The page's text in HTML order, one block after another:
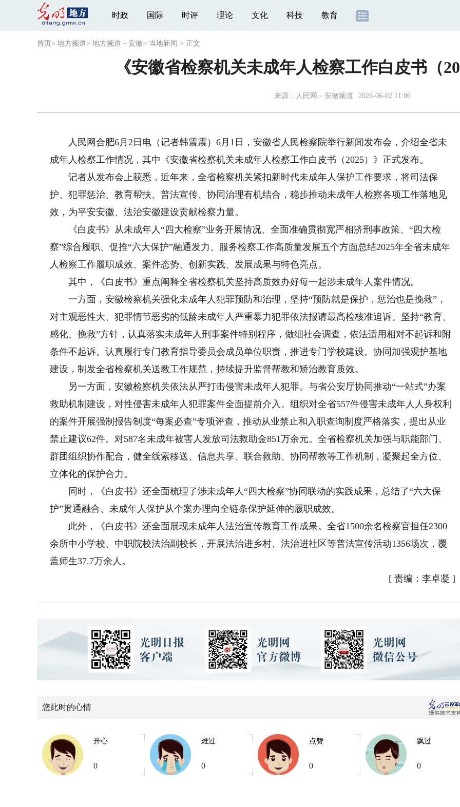
时政 国际 时评 理论 文化 科技 教育
首页 > 地方频道> 地方频道－安徽> 当地新闻 > 正文
《安徽省检察机关未成年人检察工作白皮书（
来源： 人民网－安徽频道 2026-06-02 11:06
人民网合肥6月2日电（记者韩震震）6月1日，安徽省人民检察院举行新闻发布会，介绍全省未
成年人检察工作情况，其中《安徽省检察机关未成年人检察工作白皮书（2025）》正式发布。
记者从发布会上获悉，近年来，全省检察机关紧扣新时代未成年人保护工作要求，将司法保
护、犯罪惩治、教育帮扶、普法宣传、协同治理有机结合，稳步推动未成年人检察各项工作落地见
效，为平安安徽、法治安徽建设贡献检察力量。
《白皮书》从未成年人“四大检察”业务开展情况、全面准确贯彻宽严相济刑事政策、“四大检
察”综合履职、促推“六大保护”融通发力、服务检察工作高质量发展五个方面总结2025年全省未成年
人检察工作履职成效、案件态势、创新实践、发展成果与特色亮点。
其中，《白皮书》重点阐释全省检察机关坚持高质效办好每一起涉未成年人案件情况。
一方面，安徽检察机关强化未成年人犯罪预防和治理，坚持“预防就是保护，惩治也是挽救”，
对主观恶性大、犯罪情节恶劣的低龄未成年人严重暴力犯罪依法报请最高检核准追诉。坚持“教育、
感化、挽救”方针，认真落实未成年人刑事案件特别程序，做细社会调查，依法适用相对不起诉和附
条件不起诉。认真履行专门教育指导委员会成员单位职责，推进专门学校建设。协同加强观护基地
建设，制发全省检察机关送教工作规范，持续提升监督帮教和矫治教育质效。
另一方面，安徽检察机关依法从严打击侵害未成年人犯罪。与省公安厅协同推动“一站式”办案
救助机制建设，对性侵害未成年人犯罪案件全面提前介入。组织对全省557件侵害未成年人人身权利
的案件开展强制报告制度“每案必查”专项评查，推动从业禁止和入职查询制度严格落实，提出从业
禁止建议62件。对587名未成年被害人发放司法救助金851万余元。全省检察机关加强与职能部门、
群团组织协作配合，健全线索移送、信息共享、联合救助、协同帮教等工作机制，凝聚起全方位、
立体化的保护合力。
同时，《白皮书》还全面梳理了涉未成年人“四大检察”协同联动的实践成果，总结了“六大保
护”贯通融合、未成年人保护从个案办理向全链条保护延伸的履职成效。
此外，《白皮书》还全面展现未成年人法治宣传教育工作成果。全省1500余名检察官担任2300
余所中小学校、中职院校法治副校长，开展法治进乡村、法治进社区等普法宣传活动1356场次，覆
盖师生37.7万余人。
[ 责编：李卓凝 ]
您此时的心情
开心
0
难过
0
点赞
0
飘过
0